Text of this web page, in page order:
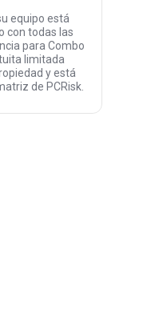
equipo está
con todas las
para Combo
limitada
y está
de PCRisk.